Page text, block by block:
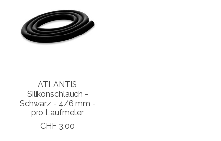
ATLANTIS
Silikonschlauch -
Schwarz - 4/6 mm -
pro Laufmeter
CHF 3,00